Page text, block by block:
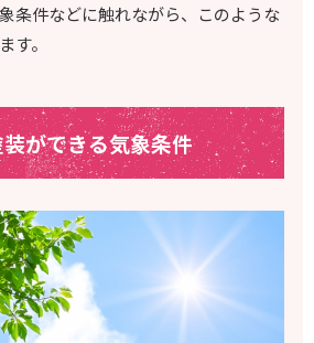
条件などに触れながら、このような
す。
ができる気象条件